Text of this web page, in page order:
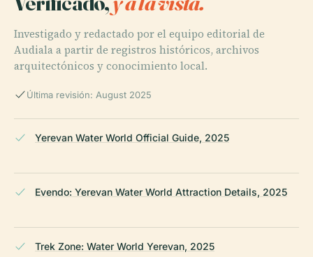
Investigado y redactado por el equipo editorial de
Audiala a partir de registros históricos, archivos
arquitectónicos y conocimiento local.
Última revisión: August 2025
Yerevan Water World Official Guide, 2025
Evendo: Yerevan Water World Attraction Details, 2025
Trek Zone: Water World Yerevan, 2025